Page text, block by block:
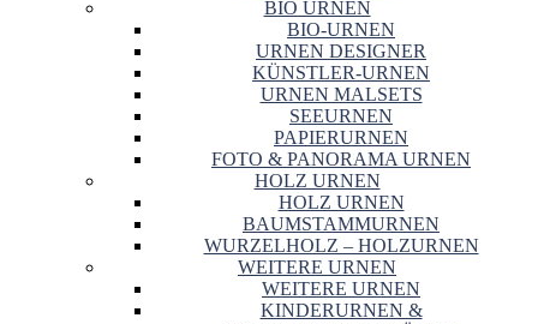
BIO URNEN
BIO-URNEN
URNEN DESIGNER
KÜNSTLER-URNEN
URNEN MALSETS
SEEURNEN
PAPIERURNEN
FOTO & PANORAMA URNEN
HOLZ URNEN
HOLZ URNEN
BAUMSTAMMURNEN
WURZELHOLZ – HOLZURNEN
WEITERE URNEN
WEITERE URNEN
KINDERURNEN &